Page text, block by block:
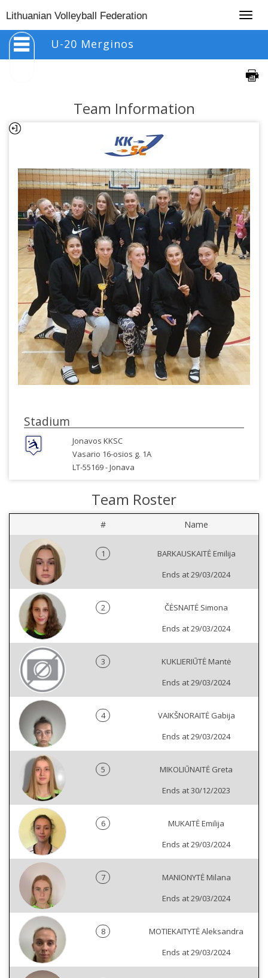
Lithuanian Volleyball Federation
U-20 Merginos
Team Information
Stadium
Jonavos KKSC
Vasario 16-osios g. 1A
LT-55169 -Jonava
Team Roster
# Name
1
BARKAUSKAITĖ Emilija
Ends at 29/03/2024
2
ČĖSNAITĖ Simona
Ends at 29/03/2024
3
KUKLIERIŪTĖ Mantė
Ends at 29/03/2024
4
VAIKŠNORAITĖ Gabija
Ends at 29/03/2024
5
MIKOLIŪNAITĖ Greta
Ends at 30/12/2023
6
MUKAITĖ Emilija
Ends at 29/03/2024
7
MANIONYTĖ Milana
Ends at 29/03/2024
8
MOTIEKAITYTĖ Aleksandra
Ends at 29/03/2024